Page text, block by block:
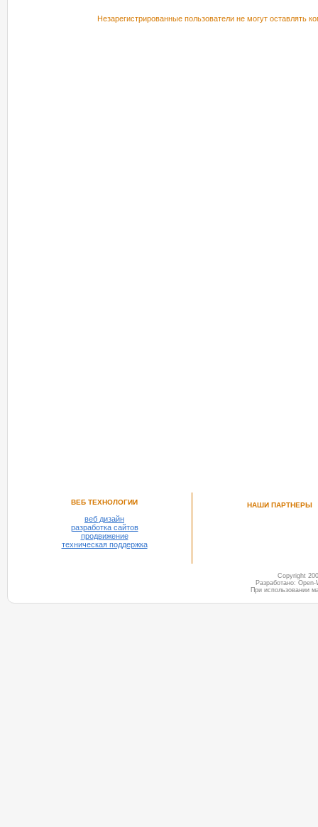
Незарегистрированные пользователи не могут оставлять
ВЕБ ТЕХНОЛОГИИ
веб дизайн
разработка сайтов
продвижение
техническая поддержка
НАШИ ПАРТНЕРЫ
Copyright
Разработано:
При использовании